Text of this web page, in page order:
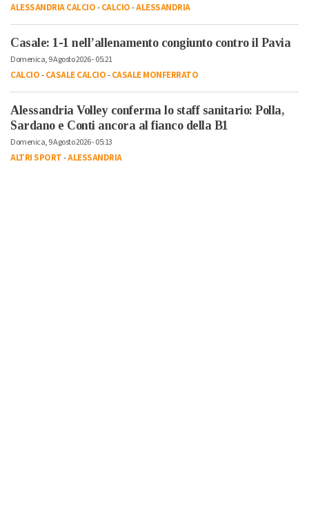
ALESSANDRIA CALCIO-CALCIO-ALESSANDRIA
Casale: 1-1 nell’allenamento congiunto contro il Pavia
Domenica, 9 Agosto 2026 - 05:21
CALCIO-CASALE CALCIO-CASALE MONFERRATO
Alessandria Volley conferma lo staff sanitario: Polla,
Sardano e Conti ancora al fianco della B1
Domenica, 9 Agosto 2026 - 05:13
ALTRI SPORT-ALESSANDRIA